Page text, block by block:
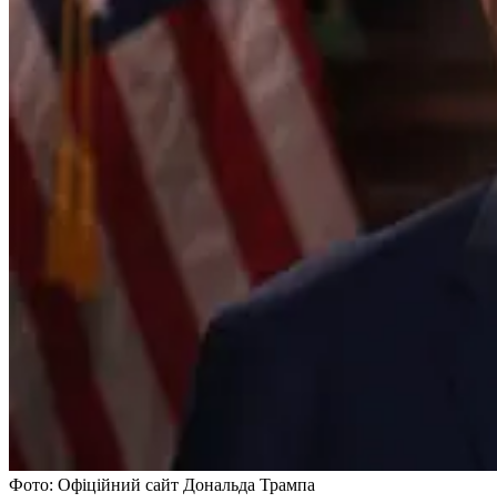
Фото: Офіційний сайт Дональда Трампа